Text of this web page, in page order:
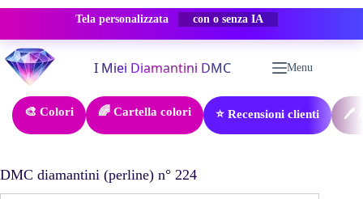
Tela personalizzata -50% SCONTO
Salta
al
contenuto
Menu
🎨 Colori 🌈 Cartella colori ⭐ Recensioni clienti 🖊️
DMC diamantini (perline) n° 224